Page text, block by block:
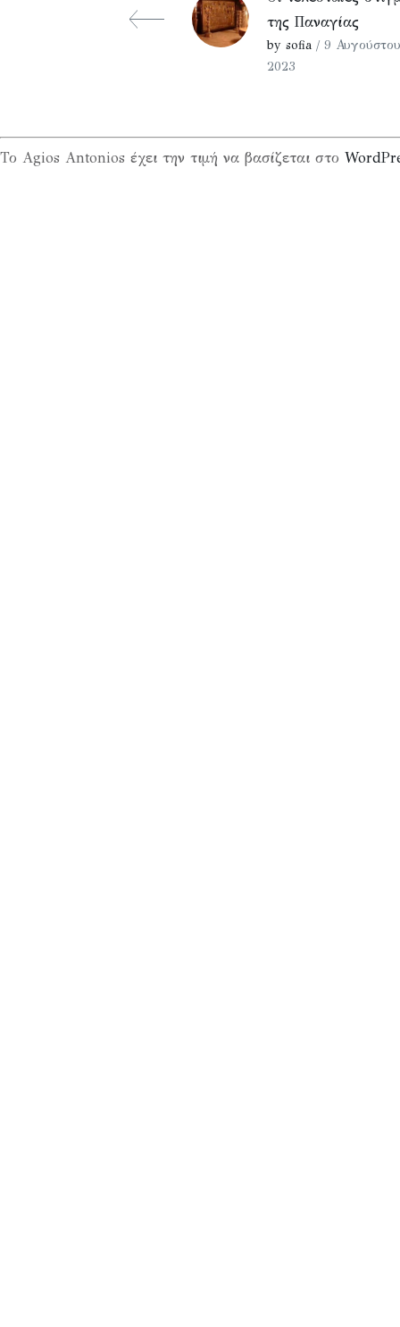
της Παναγίας
by sofia / 9
2023
Το Agios Antonios έχει την τιμή να βασίζεται στο